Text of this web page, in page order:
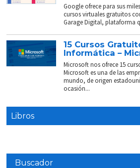
Google ofrece para sus
cursos virtuales gratuitos
Garage Digital, plataforma
15 Cursos
Informática –
Microsoft nos ofrece 15
Microsoft es una de las
mundo, de origen
ocasión...
Libros
Buscador